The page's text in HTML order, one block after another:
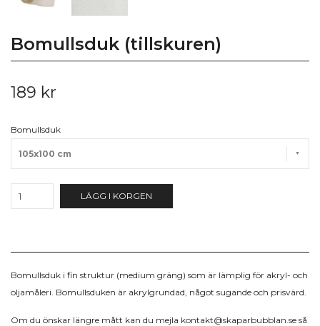
Bomullsduk (tillskuren)
189 kr
Bomullsduk
105x100 cm
LÄGG I KORGEN
Bomullsduk i fin struktur (medium gräng) som är lämplig för akryl- och
oljamåleri. Bomullsduken är akrylgrundad, något sugande och prisvärd.
Om du önskar längre mått kan du mejla kontakt@skaparbubblan.se så